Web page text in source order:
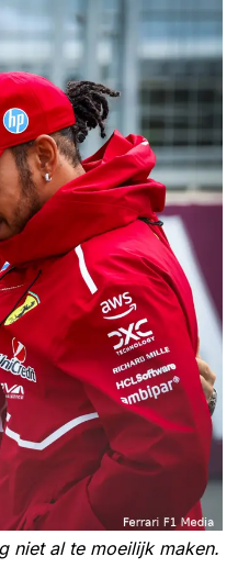
niet al te moeilijk maken.